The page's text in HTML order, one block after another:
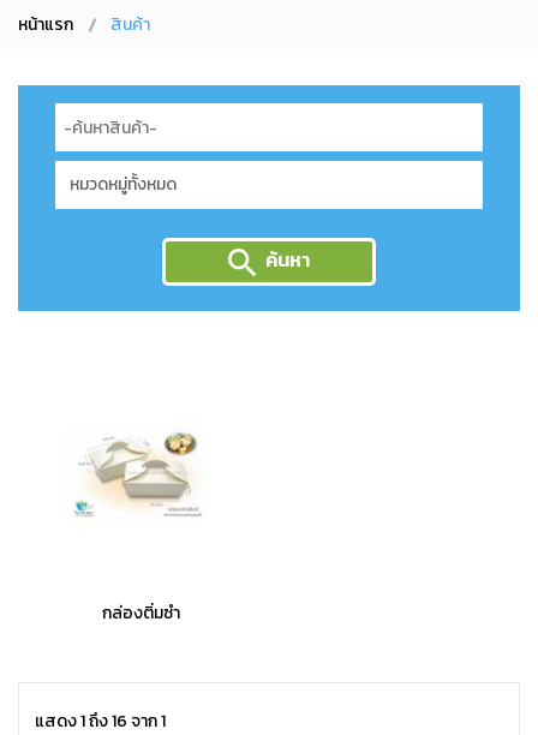
หน้าแรก สินค้า
ค้นหา
กล่องติ่มซำ
แสดง 1 ถึง 16 จาก 1